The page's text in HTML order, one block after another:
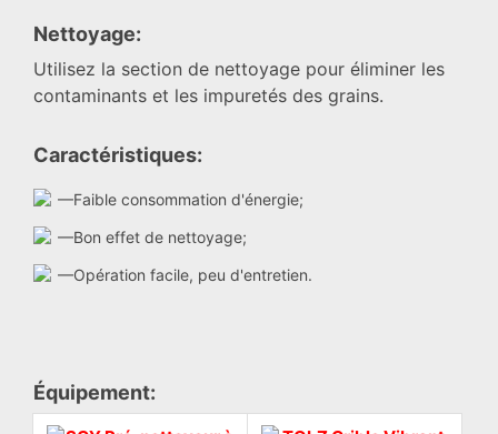
Nettoyage:
Utilisez la section de nettoyage pour éliminer les
contaminants et les impuretés des grains.
Caractéristiques:
—Faible consommation d'énergie;
—Bon effet de nettoyage;
—Opération facile, peu d'entretien.
Équipement: